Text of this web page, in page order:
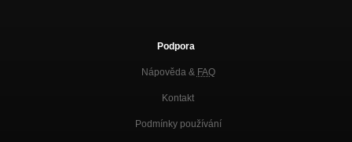
Podpora
Nápověda & FAQ
Kontakt
Podmínky používání